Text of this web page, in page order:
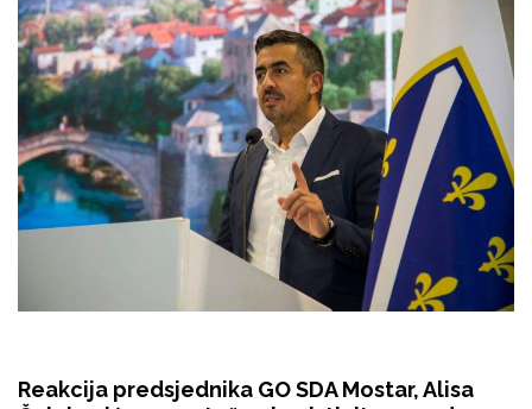
Reakcija predsjednika GO SDA Mostar, Alisa